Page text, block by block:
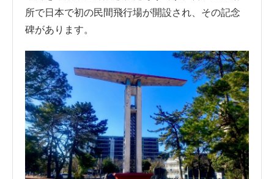
所で日本で初の民間飛行場が開設され、その記念
碑があります。